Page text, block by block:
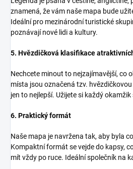
znamená, že vám naše mapa bude
Ideální pro mezinárodní turistické
poznávají nové lidi a kultury.
5. Hvězdičková klasifikace
Nechcete minout to nejzajímavější, co
místa jsou označená tzv.
jen to nejlepší. Užijete si každý
6. Praktický formát
Naše mapa je navržena tak, aby byla
Kompaktní formát se vejde do kapsy,
mít vždy po ruce. Ideální společník na